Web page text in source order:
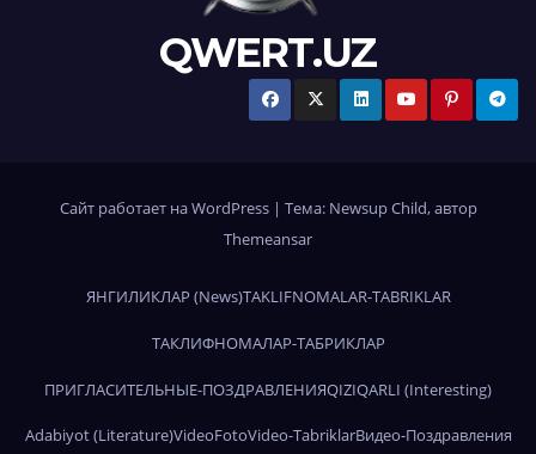
QWERT.UZ
Сайт работает на WordPress | Тема: Newsup Child, автор
Themeansar
ЯНГИЛИКЛАР (News)TAKLIFNOMALAR-TABRIKLAR
ТАКЛИФНОМАЛАР-ТАБРИКЛАР
ПРИГЛАСИТЕЛЬНЫЕ-ПОЗДРАВЛЕНИЯQIZIQARLI (Interesting)
Adabiyot (Literature)VideoFotoVideo-TabriklarВидео-Поздравления